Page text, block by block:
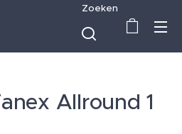
Zoeken
Allround 1